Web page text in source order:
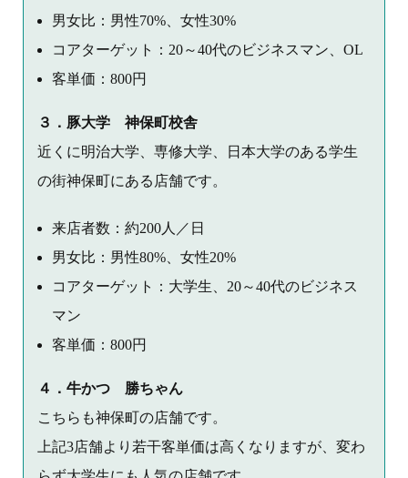
男女比：男性70%、女性30%
コアターゲット：20～40代のビジネスマン、OL
客単価：800円
３．豚大学 神保町校舎
近くに明治大学、専修大学、日本大学のある学生
の街神保町にある店舗です。
来店者数：約200人／日
男女比：男性80%、女性20%
コアターゲット：大学生、20～40代のビジネス
マン
客単価：800円
４．牛かつ 勝ちゃん
こちらも神保町の店舗です。
上記3店舗より若干客単価は高くなりますが、変わ